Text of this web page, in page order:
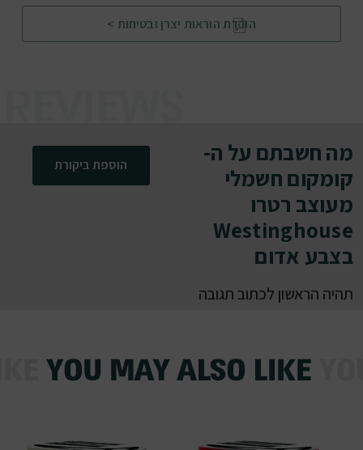
הורדת הוראות יצרן ובטיחות >
מה חשבתם על ה-
קומקום חשמלי
מעוצב רטרו
Westinghouse
בצבע אדום
תהיה הראשון לכתוב תגובה
הוספת ביקורת